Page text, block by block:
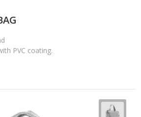
PVC coating.